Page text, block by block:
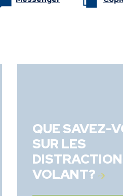
QUE SAVEZ-
SUR LES
VOLANT?